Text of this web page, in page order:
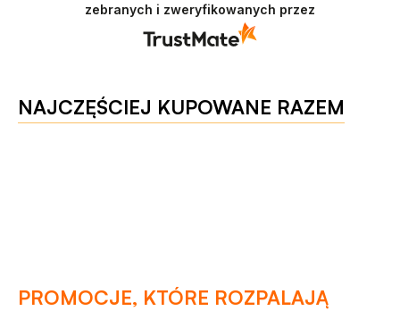
zebranych i zweryfikowanych przez
NAJCZĘŚCIEJ KUPOWANE RAZEM
PROMOCJE, KTÓRE ROZPALAJĄ